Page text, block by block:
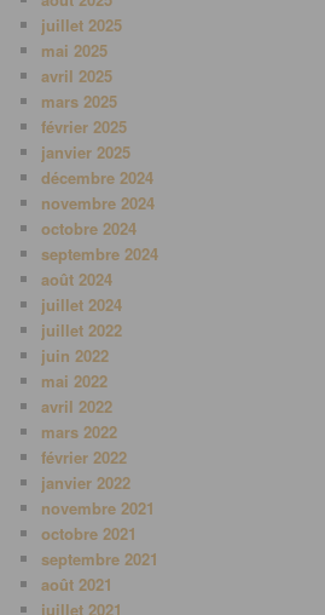
juillet 2025
mai 2025
avril 2025
mars 2025
février 2025
janvier 2025
décembre 2024
novembre 2024
octobre 2024
septembre 2024
août 2024
juillet 2024
juillet 2022
juin 2022
mai 2022
avril 2022
mars 2022
février 2022
janvier 2022
novembre 2021
octobre 2021
septembre 2021
août 2021
juillet 2021